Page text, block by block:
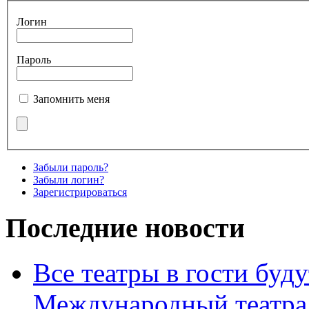
Логин
Пароль
Запомнить меня
Забыли пароль?
Забыли логин?
Зарегистрироваться
Последние новости
Все театры в гости